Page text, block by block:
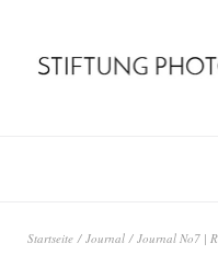
Startseite / Journal / Journal No7 |